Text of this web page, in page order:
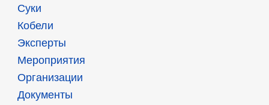
Суки
Кобели
Эксперты
Мероприятия
Организации
Документы